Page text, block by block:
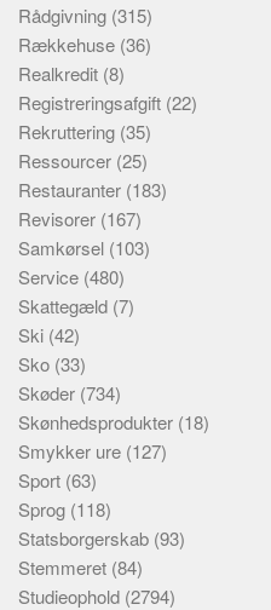
Rådgivning (315)
Rækkehuse (36)
Realkredit (8)
Registreringsafgift (22)
Rekruttering (35)
Ressourcer (25)
Restauranter (183)
Revisorer (167)
Samkørsel (103)
Service (480)
Skattegæld (7)
Ski (42)
Sko (33)
Skøder (734)
Skønhedsprodukter (18)
Smykker ure (127)
Sport (63)
Sprog (118)
Statsborgerskab (93)
Stemmeret (84)
Studieophold (2794)